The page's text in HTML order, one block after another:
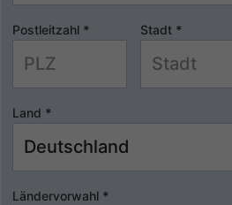
Postleitzahl * Stadt *
Land *
Ländervorwahl *